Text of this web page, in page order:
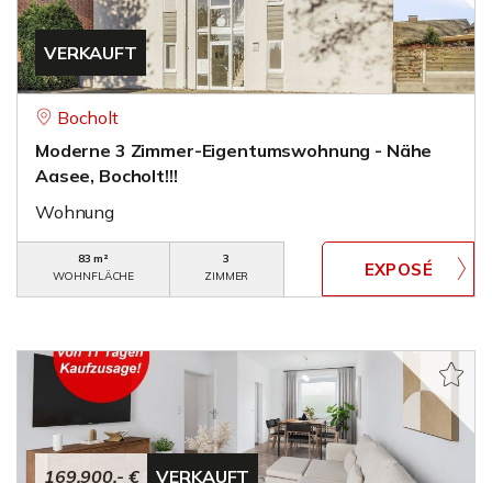
VERKAUFT
Bocholt
Moderne 3 Zimmer-Eigentumswohnung - Nähe
Aasee, Bocholt!!!
Wohnung
83 m²
WOHNFLÄCHE
3
ZIMMER
169.900,- € VERKAUFT